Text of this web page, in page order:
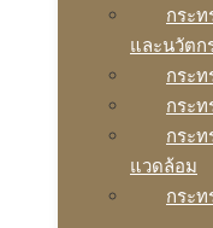
กระ
และนวัตก
กระท
กระ
กระ
แวดล้อม
กระท